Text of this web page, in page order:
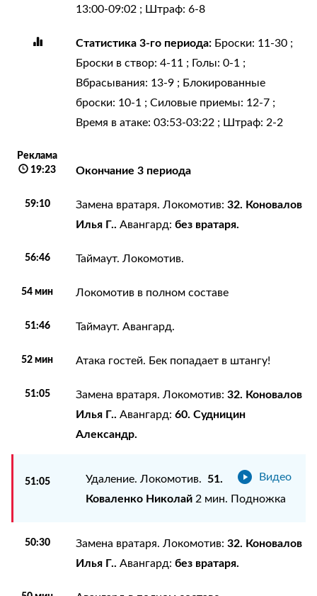
13:00-09:02 ; Штраф: 6-8
Статистика 3-го периода: Броски: 11-30 ;
Броски в створ: 4-11 ; Голы: 0-1 ;
Вбрасывания: 13-9 ; Блокированные
броски: 10-1 ; Силовые приемы: 12-7 ;
Время в атаке: 03:53-03:22 ; Штраф: 2-2
Реклама
19:23
Окончание 3 периода
59:10 Замена вратаря. Локомотив:32. Коновалов
Илья Г.. Авангард:без вратаря.
56:46 Таймаут. Локомотив.
54 мин Локомотив в полном составе
51:46 Таймаут. Авангард.
52 мин Атака гостей. Бек попадает в штангу!
51:05 Замена вратаря. Локомотив:32. Коновалов
Илья Г.. Авангард:60. Судницин
Александр.
51:05 Видео
Удаление. Локомотив. 51.
Коваленко Николай2 мин. Подножка
50:30 Замена вратаря. Локомотив:32. Коновалов
Илья Г.. Авангард:без вратаря.